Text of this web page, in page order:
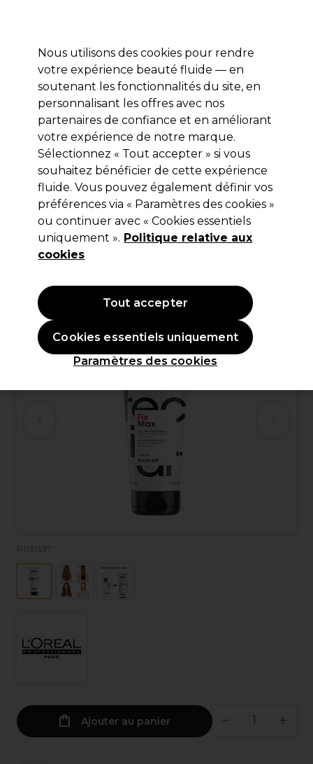
Se connecter
Marques Bons plans Coiffure Electro et Matériel
Livraison et délais
lire la suite
L'Oréal Professionnel
L'Oréal Professionnel Tecni Art Gel
Sculptant Extra-Fixation 200ml
(7)
13,45 €Hors TVA
P031337
Ajouter au panier
Nous utilisons des cookies pour rendre
votre expérience beauté fluide — en
soutenant les fonctionnalités du site, en
personnalisant les offres avec nos
partenaires de confiance et en améliorant
votre expérience de notre marque.
Sélectionnez « Tout accepter » si vous
souhaitez bénéficier de cette expérience
fluide. Vous pouvez également définir vos
préférences via « Paramètres des cookies »
ou continuer avec « Cookies essentiels
uniquement ». Politique relative aux
cookies
Paramètres des cookies
Cookies essentiels uniquement
Tout accepter